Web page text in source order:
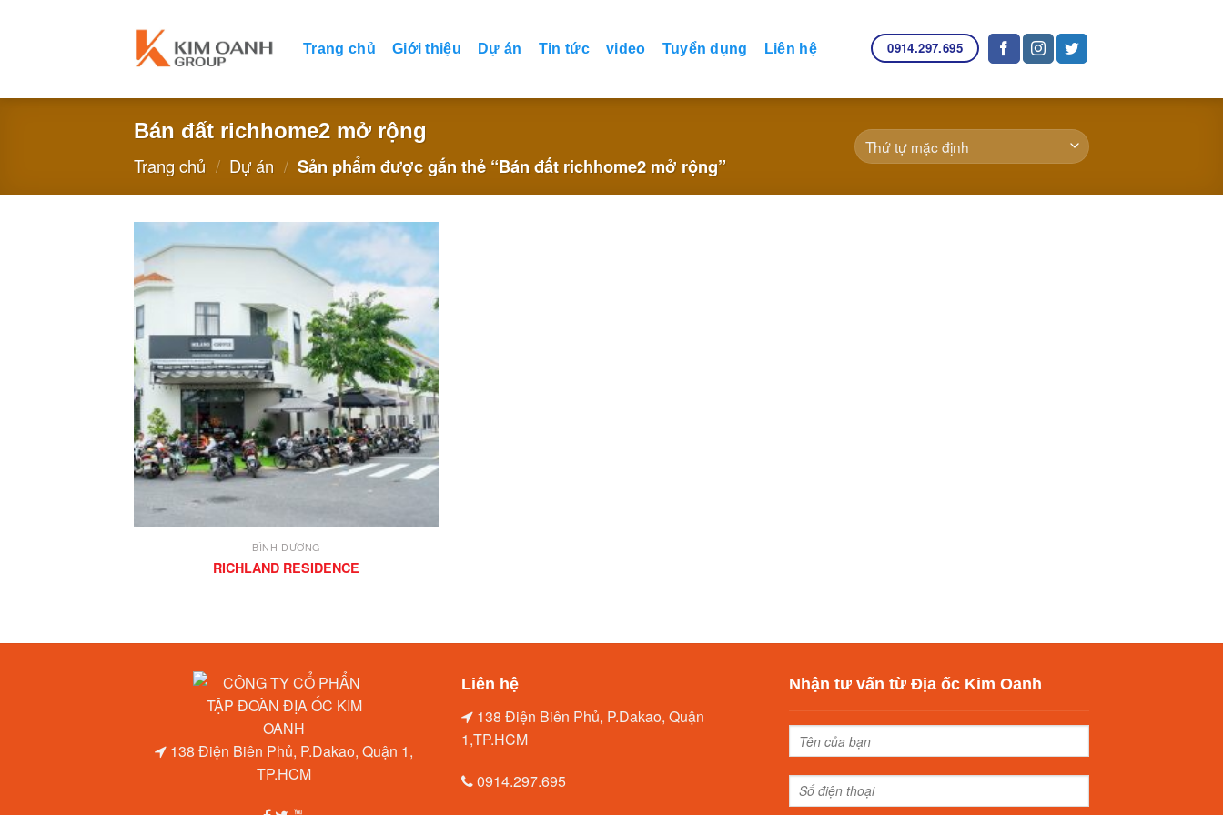
Trang chủ Giới thiệu Dự án Tin tức video Tuyển dụng Liên hệ 0914.297.695
Bán đất richhome2 mở rộng
Trang chủ / Dự án / Sản phẩm được gắn thẻ “Bán đất richhome2 mở rộng”
BÌNH DƯƠNG
RICHLAND RESIDENCE
138 Điện Biên Phủ, P.Dakao, Quận 1,
TP.HCM
Liên hệ
138 Điện Biên Phủ, P.Dakao, Quận
1,TP.HCM
0914.297.695
Nhận tư vấn từ Địa ốc Kim Oanh